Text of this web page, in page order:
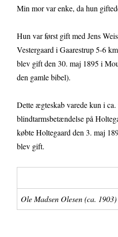
Min mor var enke, da hun
Hun var først gift med Jens
Vestergaard i Gaarestrup 5-6
blev gift den 30. maj 1895 i
den gamle bibel).
Dette ægteskab varede kun i
blindtarmsbetændelse på
købte Holtegaard den 3. maj
blev gift.
Ole Madsen Olesen (ca.